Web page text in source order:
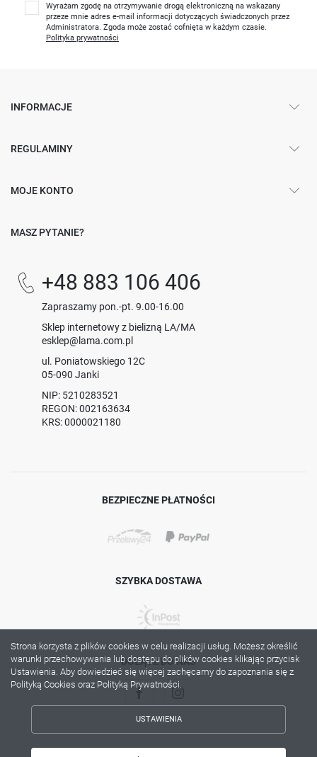
Wyrażam zgodę na otrzymywanie drogą elektroniczną na wskazany
przeze mnie adres e-mail informacji dotyczących świadczonych przez
Administratora. Zgoda może zostać cofnięta w każdym czasie.
Polityka prywatności
INFORMACJE
REGULAMINY
MOJE KONTO
MASZ PYTANIE?
+48 883 106 406
Zapraszamy pon.-pt. 9.00-16.00
Sklep internetowy z bielizną LA/MA
esklep@lama.com.pl
ul. Poniatowskiego 12C
05-090 Janki
NIP: 5210283521
REGON: 002163634
KRS: 0000021180
BEZPIECZNE PŁATNOŚCI
SZYBKA DOSTAWA
DOŁĄCZ DO NAS
Strona korzysta z plików cookies w celu realizacji usług. Możesz określić
warunki przechowywania lub dostępu do plików cookies klikając przycisk
Ustawienia. Aby dowiedzieć się więcej zachęcamy do zapoznania się z
Polityką Cookies oraz Polityką Prywatności.
USTAWIENIA